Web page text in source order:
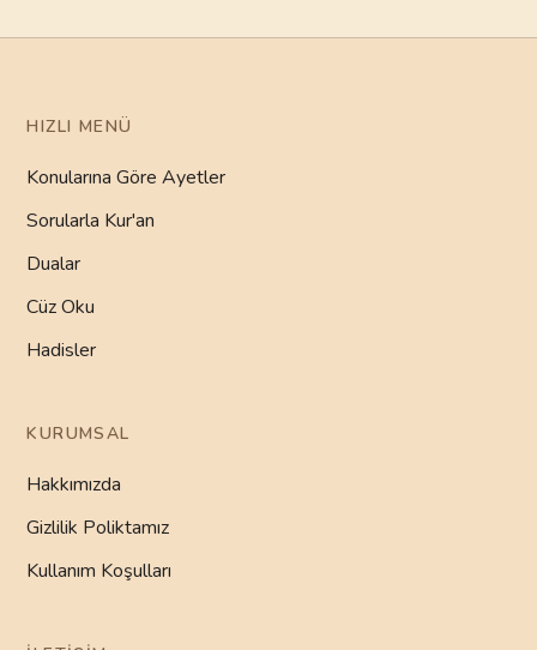
HIZLI MENÜ
Konularına Göre Ayetler
Sorularla Kur'an
Dualar
Cüz Oku
Hadisler
KURUMSAL
Hakkımızda
Gizlilik Poliktamız
Kullanım Koşulları